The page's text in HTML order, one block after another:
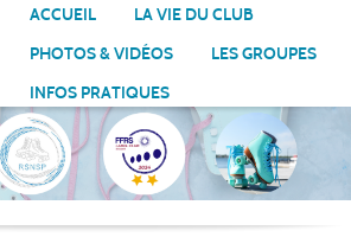
ACCUEIL
LA VIE DU CLUB
PHOTOS & VIDÉOS
LES GROUPES
INFOS PRATIQUES
cookies